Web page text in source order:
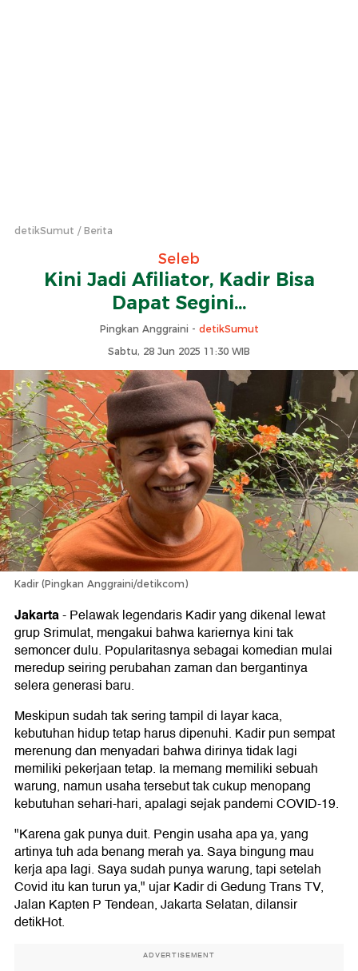
detikSumut Berita
Seleb
Kini Jadi Afiliator, Kadir Bisa
Dapat Segini...
Pingkan Anggraini - detikSumut
Sabtu, 28 Jun 2025 11:30 WIB
Kadir (Pingkan Anggraini/detikcom)
Jakarta-Pelawak legendaris Kadir yang dikenal lewat
grup Srimulat, mengakui bahwa kariernya kini tak
semoncer dulu. Popularitasnya sebagai komedian mulai
meredup seiring perubahan zaman dan bergantinya
selera generasi baru.
Meskipun sudah tak sering tampil di layar kaca,
kebutuhan hidup tetap harus dipenuhi. Kadir pun sempat
merenung dan menyadari bahwa dirinya tidak lagi
memiliki pekerjaan tetap. Ia memang memiliki sebuah
warung, namun usaha tersebut tak cukup menopang
kebutuhan sehari-hari, apalagi sejak pandemi COVID-19.
"Karena gak punya duit. Pengin usaha apa ya, yang
artinya tuh ada benang merah ya. Saya bingung mau
kerja apa lagi. Saya sudah punya warung, tapi setelah
Covid itu kan turun ya," ujar Kadir di Gedung Trans TV,
Jalan Kapten P Tendean, Jakarta Selatan, dilansir
detikHot.
ADVERTISEMENT